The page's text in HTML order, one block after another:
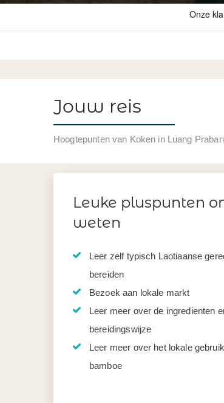
Jouw reis
Hoogtepunten van Koken in Luang
Leuke pluspunten
weten
Leer zelf typisch Laotiaanse
bereiden
Bezoek aan lokale markt
Leer meer over de ingredienten
bereidingswijze
Leer meer over het lokale
bamboe